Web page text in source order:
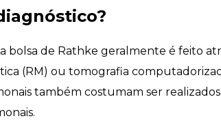
bolsa de Rathke geralmente é feito
(RM) ou tomografia
também costumam ser